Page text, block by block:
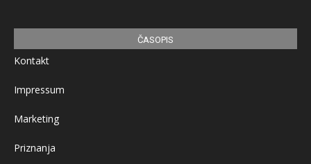
ČASOPIS
Kontakt
Impressum
Marketing
Priznanja